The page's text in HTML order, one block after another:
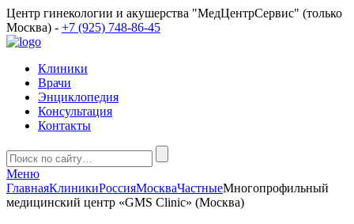
Центр гинекологии и акушерства "МедЦентрСервис" (только
Москва) - +7 (925) 748-86-45
Клиники
Врачи
Энциклопедия
Консультация
Контакты
Меню
ГлавнаяКлиникиРоссияМоскваЧастныеМногопрофильный
медицинский центр «GMS Clinic» (Москва)